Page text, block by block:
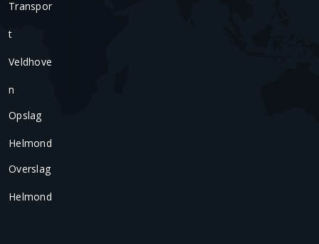
Transpor
T
Veldhove
N
Opslag
Helmond
Overslag
Helmond